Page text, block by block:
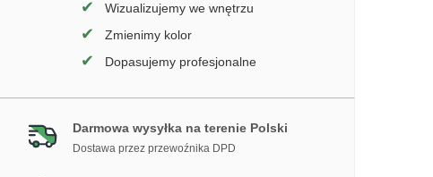
✔ Wizualizujemy we wnętrzu
✔ Zmienimy kolor
✔ Dopasujemy profesjonalne
Darmowa wysyłka na terenie Polski
Dostawa przez przewoźnika DPD